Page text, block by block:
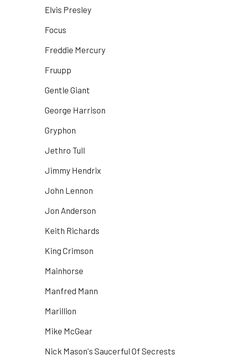
Elvis Presley
Focus
Freddie Mercury
Fruupp
Gentle Giant
George Harrison
Gryphon
Jethro Tull
Jimmy Hendrix
John Lennon
Jon Anderson
Keith Richards
King Crimson
Mainhorse
Manfred Mann
Marillion
Mike McGear
Nick Mason's Saucerful Of Secrests